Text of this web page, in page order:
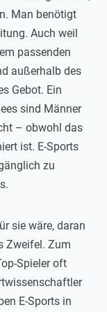
Man benötigt
Auch weil
passenden
außerhalb des
Gebot. Ein
sind Männer
– obwohl das
ist. E-Sports
zu
sie wäre, daran
Zweifel. Zum
Spieler oft
E-Sports in